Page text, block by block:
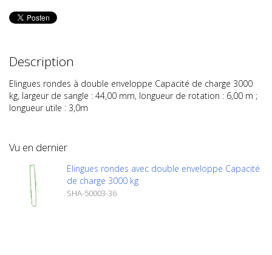
Description
Elingues rondes à double enveloppe Capacité de charge 3000
kg, largeur de sangle : 44,00 mm, longueur de rotation : 6,00 m ;
longueur utile : 3,0m
Vu en dernier
Elingues rondes avec double enveloppe Capacité
de charge 3000 kg
SHA-50003-36